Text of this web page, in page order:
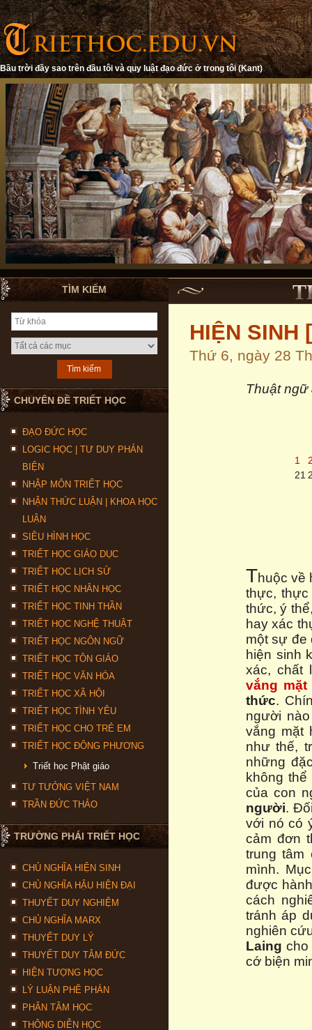
Bầu trời đầy sao trên đầu tôi và quy luật đạo đức ở trong tôi (Kant)
TÌM KIẾM
CHUYÊN ĐỀ TRIẾT HỌC
ĐẠO ĐỨC HỌC
LOGIC HỌC | TƯ DUY PHẢN
BIỆN
NHẬP MÔN TRIẾT HỌC
NHẬN THỨC LUẬN | KHOA HỌC
LUẬN
SIÊU HÌNH HỌC
TRIẾT HỌC GIÁO DỤC
TRIẾT HỌC LỊCH SỬ
TRIẾT HỌC NHÂN HỌC
TRIẾT HỌC TINH THẦN
TRIẾT HỌC NGHỆ THUẬT
TRIẾT HỌC NGÔN NGỮ
TRIẾT HỌC TÔN GIÁO
TRIẾT HỌC VĂN HÓA
TRIẾT HỌC XÃ HỘI
TRIẾT HỌC TÌNH YÊU
TRIẾT HỌC CHO TRẺ EM
TRIẾT HỌC ĐÔNG PHƯƠNG
Triết học Phật giáo
TƯ TƯỞNG VIỆT NAM
TRẦN ĐỨC THẢO
TRƯỜNG PHÁI TRIẾT HỌC
CHỦ NGHĨA HIỆN SINH
CHỦ NGHĨA HẬU HIỆN ĐẠI
THUYẾT DUY NGHIỆM
CHỦ NGHĨA MARX
THUYẾT DUY LÝ
THUYẾT DUY TÂM ĐỨC
HIỆN TƯỢNG HỌC
LÝ LUẬN PHÊ PHÁN
PHÂN TÂM HỌC
THÔNG DIỄN HỌC
HIỆN SINH
Thứ 6, ngày 28
Thuật ngữ
1
21
Thuộc về
thực,
thức, ý
hay xác
một sự đe
hiện sinh
xác, chất
vắng
thức.
người
vắng mặt
như thế,
những
không
của con
người.
với nó có
cảm đơn
trung tâm
mình.
được
cách
tránh áp
nghiên
Laing cho
cớ biện